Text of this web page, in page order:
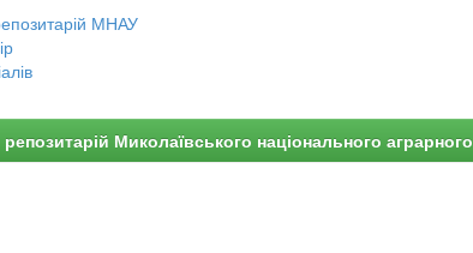
МНАУ
репозитарій Миколаївського національного